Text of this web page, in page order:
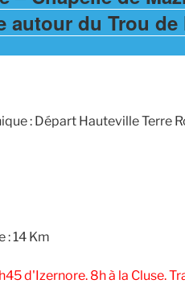
autour du Trou de
: Départ Hauteville Terre
: 14 Km
d'Izernore. 8h à la Cluse.